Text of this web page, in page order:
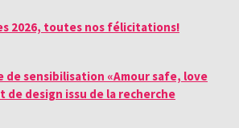
2026, toutes nos félicitations!
de sensibilisation «Amour safe, love
de design issu de la recherche